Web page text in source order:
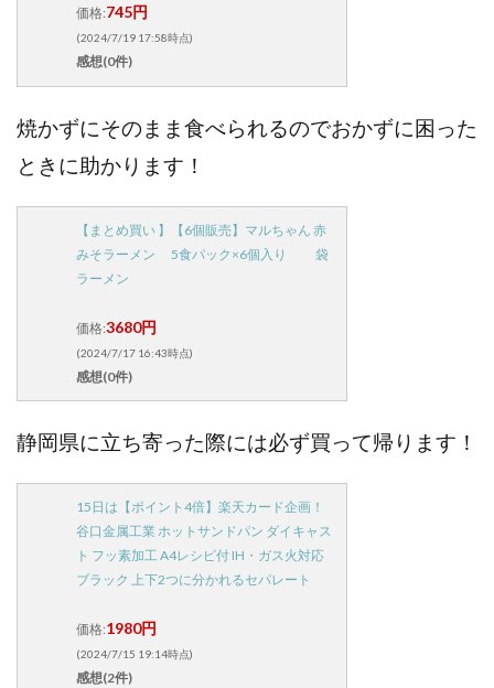
価格:745円
(2024/7/19 17:58時点)
感想(0件)
焼かずにそのまま食べられるのでおかずに困った
ときに助かります！
【まとめ買い 】【6個販売】マルちゃん 赤
みそラーメン 5食パック×6個入り 袋
ラーメン
価格:3680円
(2024/7/17 16:43時点)
感想(0件)
静岡県に立ち寄った際には必ず買って帰ります！
15日は【ポイント4倍】楽天カード企画！
谷口金属工業 ホットサンドパン ダイキャス
ト フッ素加工 A4レシピ付 IH・ガス火対応
ブラック 上下2つに分かれるセパレート
価格:1980円
(2024/7/15 19:14時点)
感想(2件)